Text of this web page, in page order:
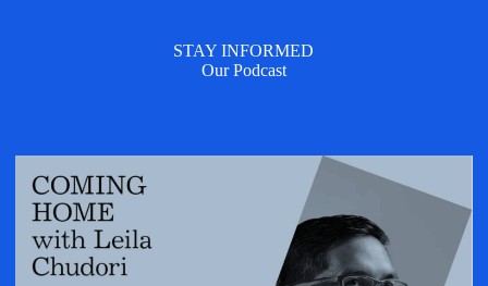
STAY INFORMED
Our Podcast